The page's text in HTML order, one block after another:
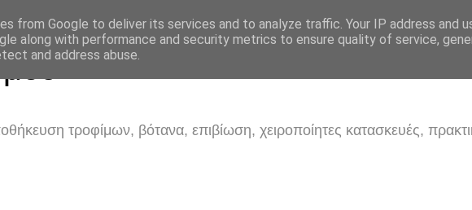
μου
τροφίμων, βότανα, επιβίωση, χειροποίητες κατασκευές,
from Google to deliver its services and to analyze traffic. Your IP address and
along with performance and security metrics to ensure quality of service,
and address abuse.